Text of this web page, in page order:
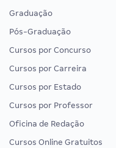
Graduação
Pós-Graduação
Cursos por Concurso
Cursos por Carreira
Cursos por Estado
Cursos por Professor
Oficina de Redação
Cursos Online Gratuitos